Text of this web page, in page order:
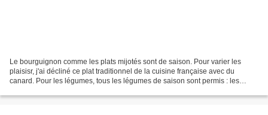
Le bourguignon comme les plats mijotés sont de saison. Pour varier les
plaisisr, j'ai décliné ce plat traditionnel de la cuisine française avec du
canard. Pour les légumes, tous les légumes de saison sont permis : les